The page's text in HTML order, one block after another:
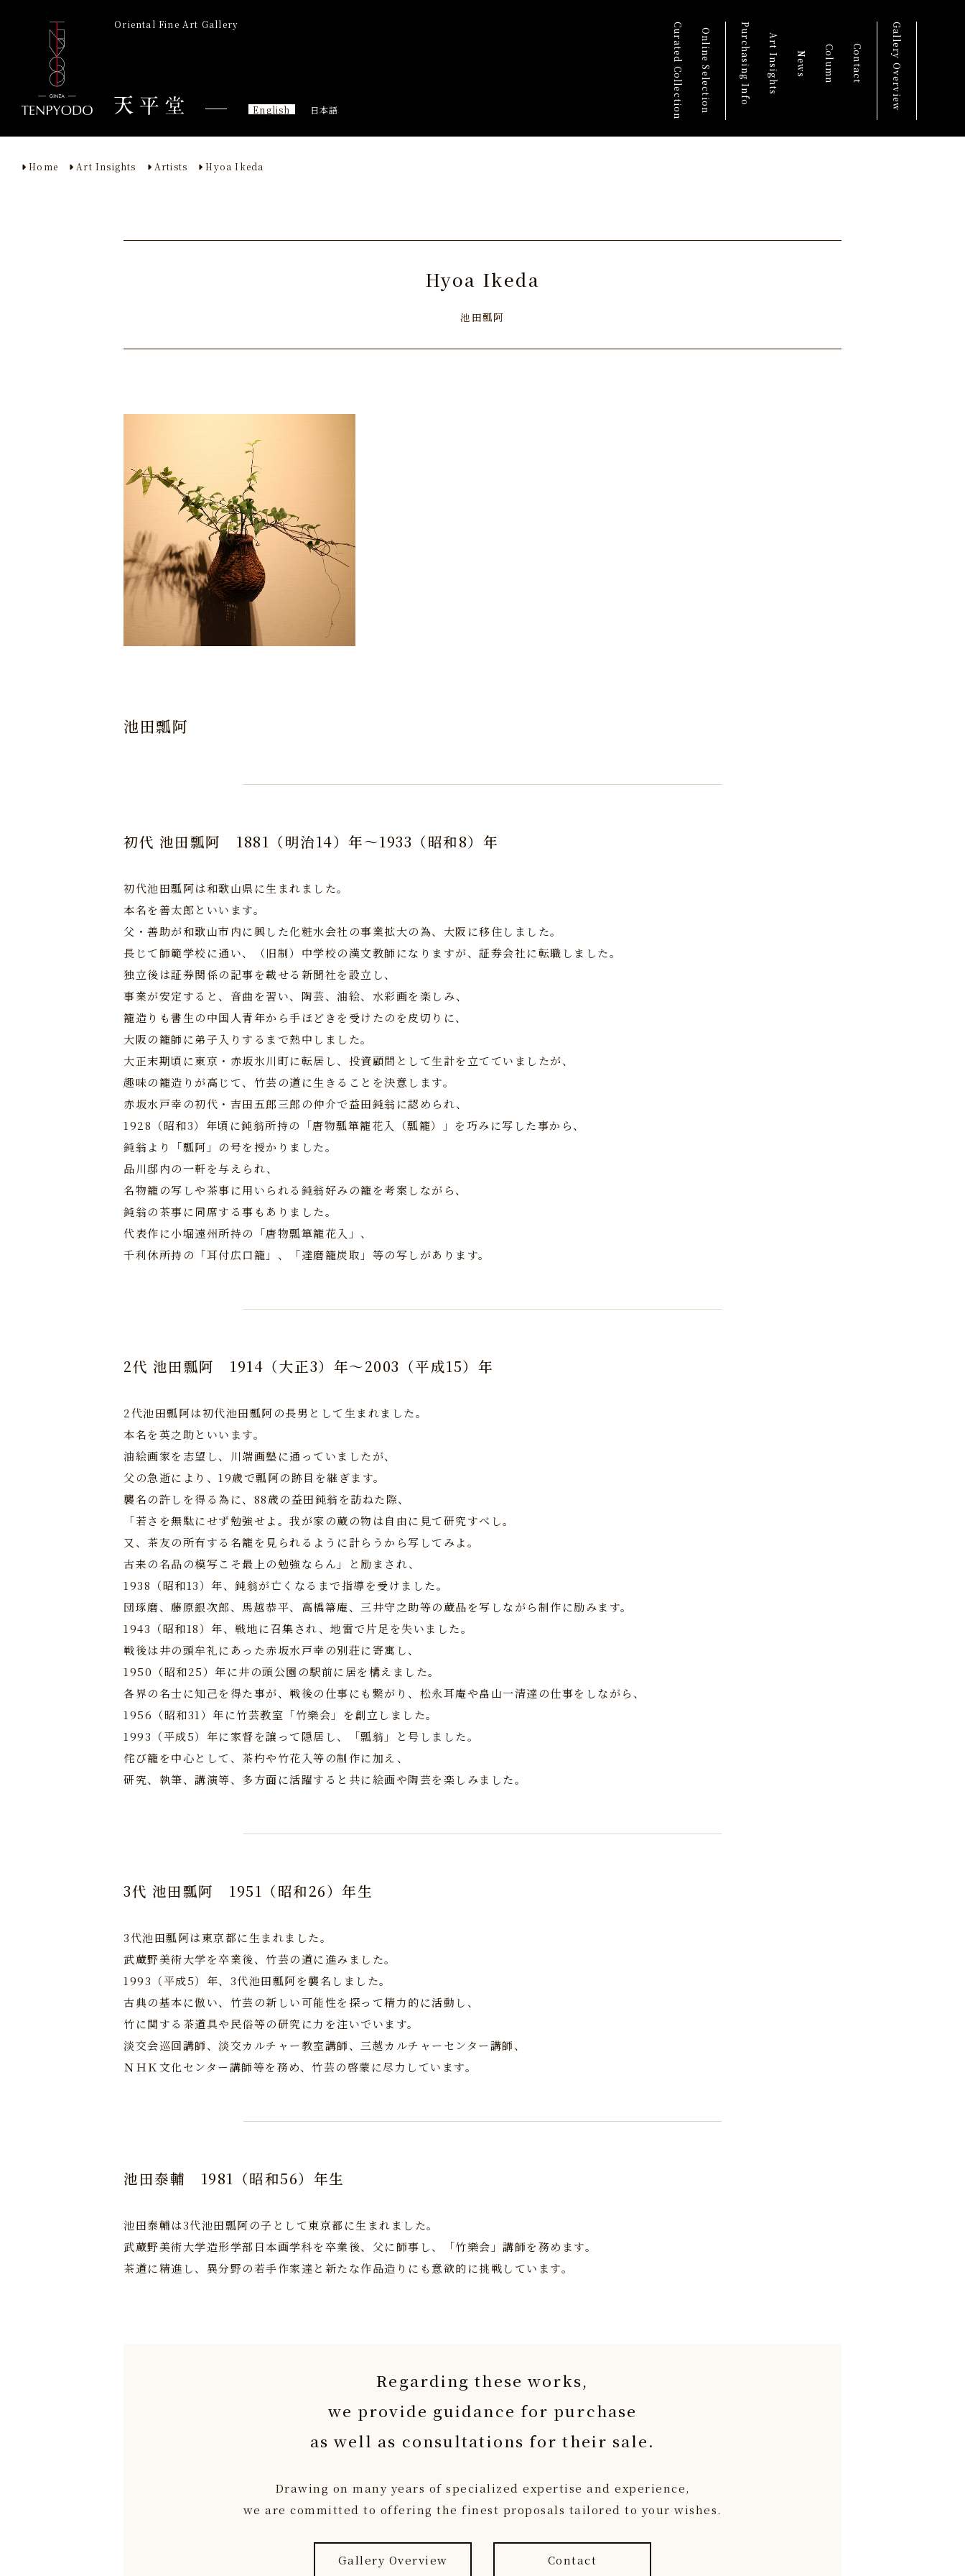
Oriental Fine Art Gallery
English 日本語 Curated Collection Online Selection Purchasing Info Art Insights News Column Contact Gallery Overview
Home Art Insights Artists Hyoa Ikeda
Hyoa Ikeda
池田瓢阿
池田瓢阿
初代 池田瓢阿 1881（明治14）年～1933（昭和8）年
初代池田瓢阿は和歌山県に生まれました。
本名を善太郎といいます。
父・善助が和歌山市内に興した化粧水会社の事業拡大の為、大阪に移住しました。
長じて師範学校に通い、（旧制）中学校の漢文教師になりますが、証券会社に転職しました。
独立後は証券関係の記事を載せる新聞社を設立し、
事業が安定すると、音曲を習い、陶芸、油絵、水彩画を楽しみ、
籠造りも書生の中国人青年から手ほどきを受けたのを皮切りに、
大阪の籠師に弟子入りするまで熱中しました。
大正末期頃に東京・赤坂氷川町に転居し、投資顧問として生計を立てていましたが、
趣味の籠造りが高じて、竹芸の道に生きることを決意します。
赤坂水戸幸の初代・吉田五郎三郎の仲介で益田鈍翁に認められ、
1928（昭和3）年頃に鈍翁所持の「唐物瓢箪籠花入（瓢籠）」を巧みに写した事から、
鈍翁より「瓢阿」の号を授かりました。
品川邸内の一軒を与えられ、
名物籠の写しや茶事に用いられる鈍翁好みの籠を考案しながら、
鈍翁の茶事に同席する事もありました。
代表作に小堀遠州所持の「唐物瓢箪籠花入」、
千利休所持の「耳付広口籠」、「達磨籠炭取」等の写しがあります。
2代 池田瓢阿 1914（大正3）年～2003（平成15）年
2代池田瓢阿は初代池田瓢阿の長男として生まれました。
本名を英之助といいます。
油絵画家を志望し、川端画塾に通っていましたが、
父の急逝により、19歳で瓢阿の跡目を継ぎます。
襲名の許しを得る為に、88歳の益田鈍翁を訪ねた際、
「若さを無駄にせず勉強せよ。我が家の蔵の物は自由に見て研究すべし。
又、茶友の所有する名籠を見られるように計らうから写してみよ。
古来の名品の模写こそ最上の勉強ならん」と励まされ、
1938（昭和13）年、鈍翁が亡くなるまで指導を受けました。
団琢磨、藤原銀次郎、馬越恭平、高橋箒庵、三井守之助等の蔵品を写しながら制作に励みます。
1943（昭和18）年、戦地に召集され、地雷で片足を失いました。
戦後は井の頭牟礼にあった赤坂水戸幸の別荘に寄寓し、
1950（昭和25）年に井の頭公園の駅前に居を構えました。
各界の名士に知己を得た事が、戦後の仕事にも繋がり、松永耳庵や畠山一清達の仕事をしながら、
1956（昭和31）年に竹芸教室「竹樂会」を創立しました。
1993（平成5）年に家督を譲って隠居し、「瓢翁」と号しました。
侘び籠を中心として、茶杓や竹花入等の制作に加え、
研究、執筆、講演等、多方面に活躍すると共に絵画や陶芸を楽しみました。
3代 池田瓢阿 1951（昭和26）年生
3代池田瓢阿は東京都に生まれました。
武蔵野美術大学を卒業後、竹芸の道に進みました。
1993（平成5）年、3代池田瓢阿を襲名しました。
古典の基本に倣い、竹芸の新しい可能性を探って精力的に活動し、
竹に関する茶道具や民俗等の研究に力を注いでいます。
淡交会巡回講師、淡交カルチャー教室講師、三越カルチャーセンター講師、
ＮＨＫ文化センター講師等を務め、竹芸の啓蒙に尽力しています。
池田泰輔 1981（昭和56）年生
池田泰輔は3代池田瓢阿の子として東京都に生まれました。
武蔵野美術大学造形学部日本画学科を卒業後、父に師事し、「竹樂会」講師を務めます。
茶道に精進し、異分野の若手作家達と新たな作品造りにも意欲的に挑戦しています。
Regarding these works,
we provide guidance for purchase
as well as consultations for their sale.
Drawing on many years of specialized expertise and experience,
we are committed to offering the finest proposals tailored to your wishes.
Gallery Overview Contact